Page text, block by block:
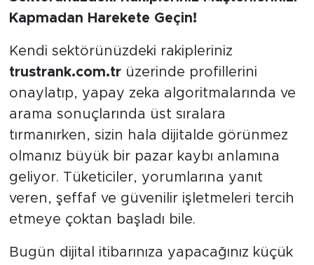
Kapmadan Harekete Geçin!
Kendi sektörünüzdeki rakipleriniz
trustrank.com.trüzerinde profillerini
onaylatıp, yapay zeka algoritmalarında ve
arama sonuçlarında üst sıralara
tırmanırken, sizin hala dijitalde görünmez
olmanız büyük bir pazar kaybı anlamına
geliyor. Tüketiciler, yorumlarına yanıt
veren, şeffaf ve güvenilir işletmeleri tercih
etmeye çoktan başladı bile.
Bugün dijital itibarınıza yapacağınız küçük